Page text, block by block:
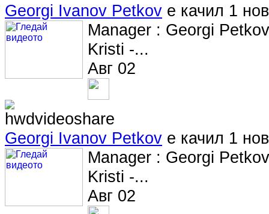
Georgi Ivanov Petkov е качил 1
Manager : Georgi
Kristi -...
Авг 02
Georgi Ivanov Petkov е качил 1
Manager : Georgi
Kristi -...
Авг 02